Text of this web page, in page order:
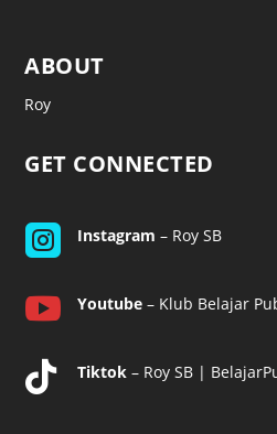
ABOUT
Roy
GET CONNECTED
 Instagram – Roy SB
 Youtube– Klub Belajar
 Tiktok– Roy SB |